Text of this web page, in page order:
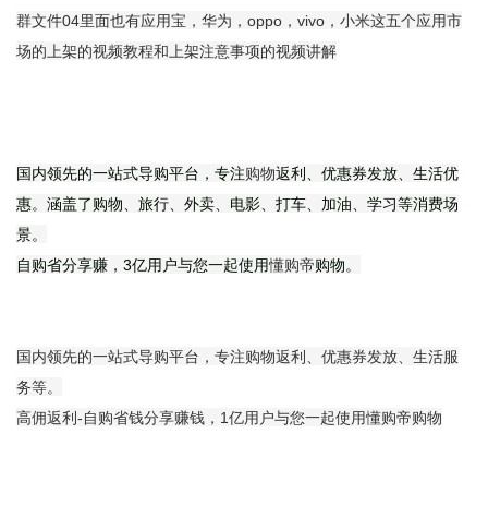
群文件04里面也有应用宝，华为，oppo，vivo，小米这五个应用市
场的上架的视频教程和上架注意事项的视频讲解
国内领先的一站式导购平台，专注购物返利、优惠券发放、生活优
惠。涵盖了购物、旅行、外卖、电影、打车、加油、学习等消费场
景。
自购省分享赚，3亿用户与您一起使用懂购帝购物。
国内领先的一站式导购平台，专注购物返利、优惠券发放、生活服
务等。
高佣返利-自购省钱分享赚钱，1亿用户与您一起使用懂购帝购物